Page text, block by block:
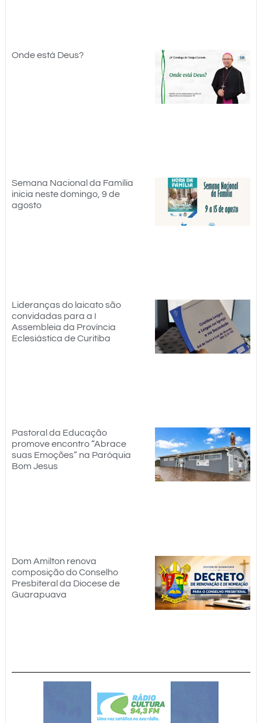
Onde está Deus?
Semana Nacional da Família
inicia neste domingo, 9 de
agosto
Lideranças do laicato são
convidadas para a I
Assembleia da Província
Eclesiástica de Curitiba
Pastoral da Educação
promove encontro “Abrace
suas Emoções” na Paróquia
Bom Jesus
Dom Amilton renova
composição do Conselho
Presbiteral da Diocese de
Guarapuava